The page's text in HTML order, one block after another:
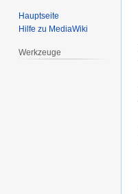
Hauptseite
Hilfe zu MediaWiki
Werkzeuge